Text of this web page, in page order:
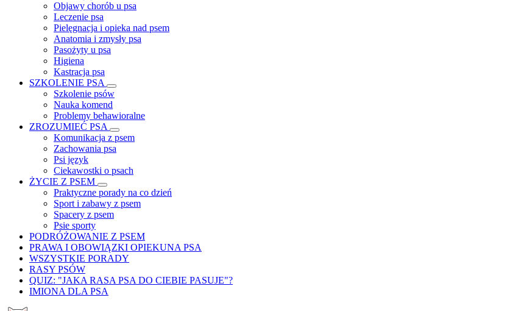
Objawy chorób u psa
Leczenie psa
Pielęgnacja i opieka nad psem
Anatomia i zmysły psa
Pasożyty u psa
Higiena
Kastracja psa
SZKOLENIE PSA
Szkolenie psów
Nauka komend
Problemy behawioralne
ZROZUMIEĆ PSA
Komunikacja z psem
Zachowania psa
Psi język
Ciekawostki o psach
ŻYCIE Z PSEM
Praktyczne porady na co dzień
Sport i zabawy z psem
Spacery z psem
Psie sporty
PODRÓŻOWANIE Z PSEM
PRAWA I OBOWIĄZKI OPIEKUNA PSA
WSZYSTKIE PORADY
RASY PSÓW
QUIZ: "JAKA RASA PSA DO CIEBIE PASUJE"?
IMIONA DLA PSA